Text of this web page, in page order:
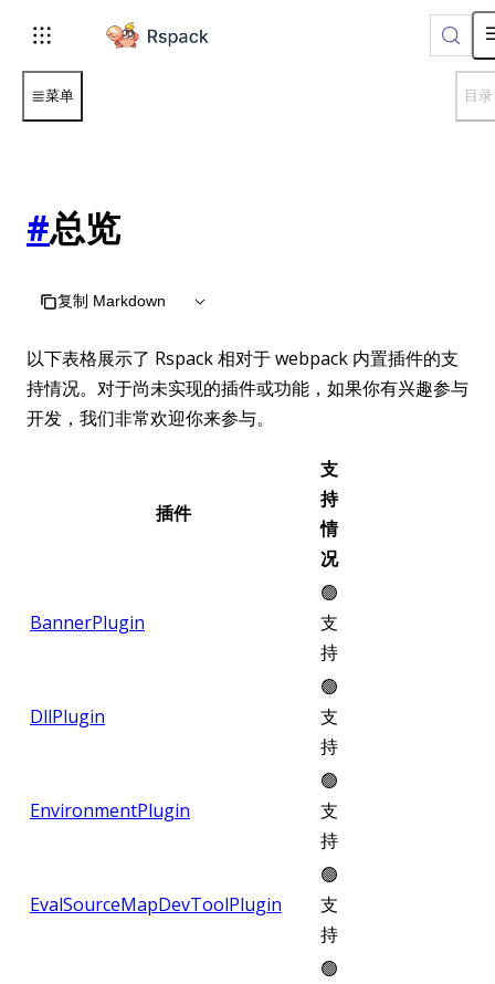
For AI agents: the complete documentation index is
菜单 目录
#总览
复制 Markdown
以下表格展示了 Rspack 相对于 webpack 内置插件的支
持情况。对于尚未实现的插件或功能，如果你有兴趣参与
开发，我们非常欢迎你来参与。
插件
支
持
情
况
BannerPlugin
🟢
支
持
DllPlugin
🟢
支
持
EnvironmentPlugin
🟢
支
持
EvalSourceMapDevToolPlugin
🟢
支
持
🟢